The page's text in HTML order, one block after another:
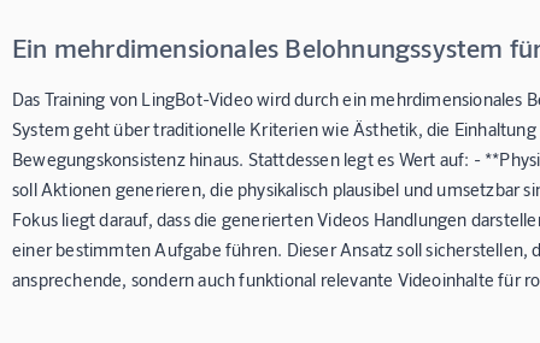
Ein mehrdimensionales Belohnungssystem
Das Training von LingBot-Video wird durch ein mehrdimensionales
System geht über traditionelle Kriterien wie Ästhetik, die
Bewegungskonsistenz hinaus. Stattdessen legt es Wert auf: -
soll Aktionen generieren, die physikalisch plausibel und umsetzbar
Fokus liegt darauf, dass die generierten Videos Handlungen
einer bestimmten Aufgabe führen. Dieser Ansatz soll sicherstellen,
ansprechende, sondern auch funktional relevante Videoinhalte für